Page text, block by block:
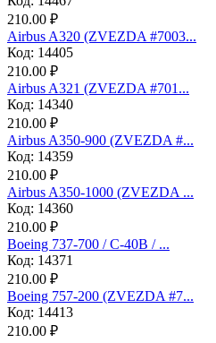
210.00 ₽
Аirbus A320 (ZVEZDA #7003...
Код: 14405
210.00 ₽
Аirbus A321 (ZVEZDA #701...
Код: 14340
210.00 ₽
Airbus A350-900 (ZVEZDA #...
Код: 14359
210.00 ₽
Airbus A350-1000 (ZVEZDA ...
Код: 14360
210.00 ₽
Boeing 737-700 / C-40B / ...
Код: 14371
210.00 ₽
Boeing 757-200 (ZVEZDA #7...
Код: 14413
210.00 ₽